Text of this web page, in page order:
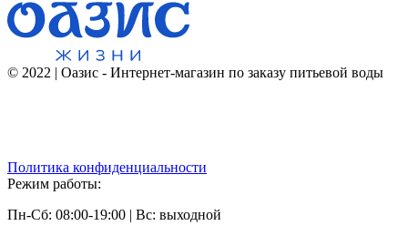
© 2022 | Оазис - Интернет-магазин по заказу питьевой воды
Политика конфиденциальности
Режим работы:
Пн-Сб: 08:00-19:00 | Вс: выходной